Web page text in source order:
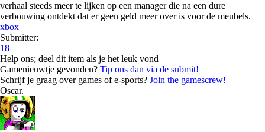
verhaal steeds meer te lijken op een manager die na een dure
verbouwing ontdekt dat er geen geld meer over is voor de meubels.
xbox
Submitter:
18
Help ons; deel dit item als je het leuk vond
Gamenieuwtje gevonden? Tip ons dan via de submit!
Schrijf je graag over games of e-sports? Join the gamescrew!
Oscar.